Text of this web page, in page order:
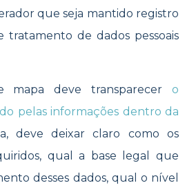
que seja mantido registro
tratamento de dados pessoais
mapa deve transparecer o
pelas informações dentro da
deve deixar claro como os
qual a base legal que
desses dados, qual o nível